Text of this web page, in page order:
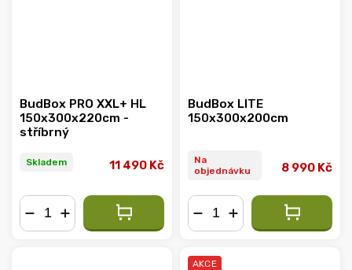
BudBox PRO XXL+ HL
150x300x220cm -
stříbrný
Skladem 11 490 Kč
BudBox LITE
150x300x200cm
Na
objednávku
8 990 Kč
AKCE